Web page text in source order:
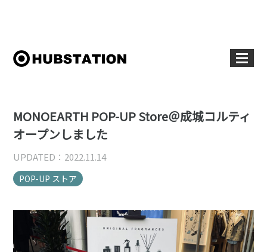
MONOEARTH POP-UP Store＠成城コルティ
オープンしました
UPDATED：2022.11.14
POP-UP ストア